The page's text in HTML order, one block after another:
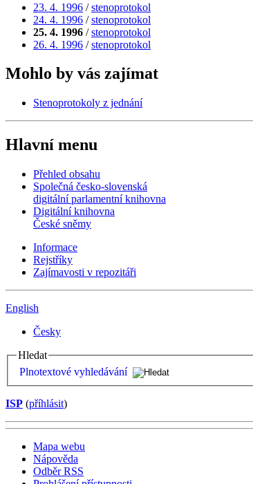
23. 4. 1996 /stenoprotokol
24. 4. 1996 /stenoprotokol
25. 4. 1996 /stenoprotokol
26. 4. 1996 /stenoprotokol
Mohlo by vás zajímat
Stenoprotokoly z jednání
Hlavní menu
Přehled obsahu
Společná česko-slovenská
digitální parlamentní knihovna
Digitální knihovna
České sněmy
Informace
Rejstříky
Zajímavosti v repozitáři
English
Česky
Hledat
Plnotextové vyhledávání
ISP (příhlásit)
Mapa webu
Nápověda
Odběr RSS